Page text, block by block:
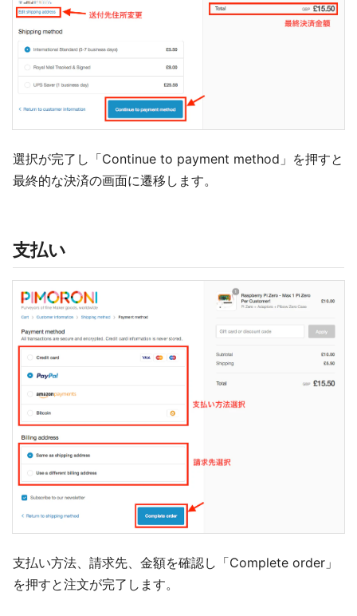
選択が完了し「Continue to payment method」を押すと
最終的な決済の画面に遷移します。
支払い
支払い方法、請求先、金額を確認し「Complete order」
を押すと注文が完了します。